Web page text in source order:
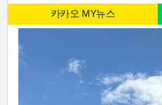
카카오 MY뉴스